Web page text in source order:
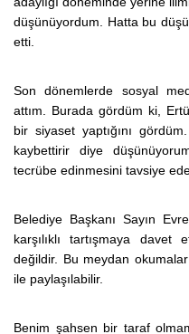
düşünüyordum. Hatta bu
etti.
Son dönemlerde sosyal
attım. Burada gördüm ki,
bir siyaset yaptığını
kaybettirir diye
tecrübe edinmesini tavsiye
Belediye Başkanı Sayın
karşılıklı tartışmaya davet
değildir. Bu meydan
ile paylaşılabilir.
Benim şahsen bir taraf